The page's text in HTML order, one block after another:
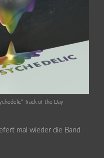
Track of the Day
mal wieder die Band